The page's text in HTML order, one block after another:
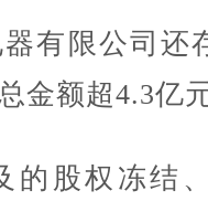
限公司还
金额超4.3亿
股权冻结